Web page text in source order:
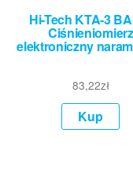
Hi-Tech KTA-3
Ciśnieniomierz
elektroniczny
83,22zł
Kup